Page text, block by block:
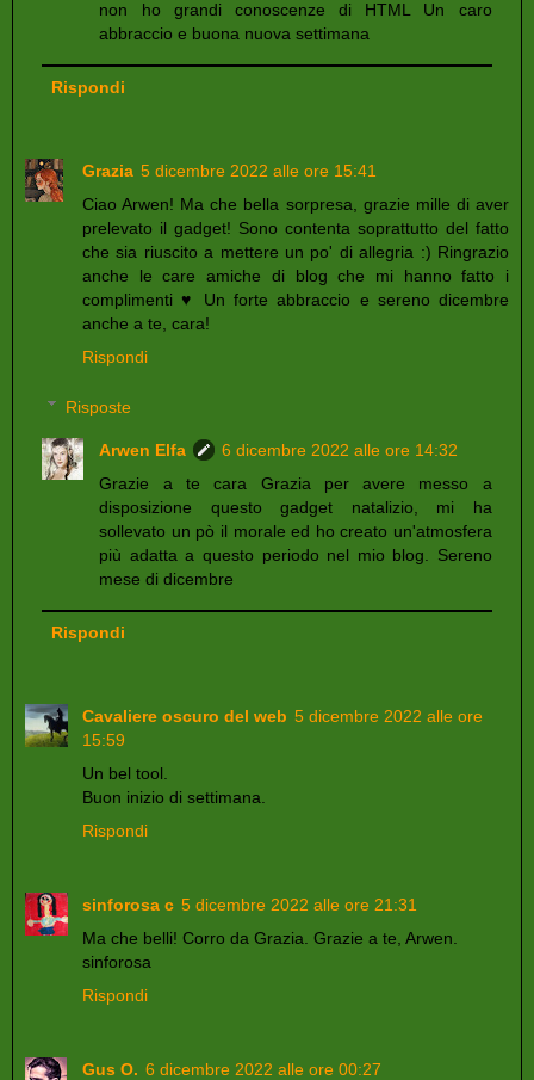
non ho grandi conoscenze di HTML Un caro
abbraccio e buona nuova settimana
Rispondi
Grazia 5 dicembre 2022 alle ore 15:41
Ciao Arwen! Ma che bella sorpresa, grazie mille di aver
prelevato il gadget! Sono contenta soprattutto del fatto
che sia riuscito a mettere un po' di allegria :) Ringrazio
anche le care amiche di blog che mi hanno fatto i
complimenti ♥ Un forte abbraccio e sereno dicembre
anche a te, cara!
Rispondi
Risposte
Arwen Elfa
6 dicembre 2022 alle ore 14:32
Grazie a te cara Grazia per avere messo a
disposizione questo gadget natalizio, mi ha
sollevato un pò il morale ed ho creato un'atmosfera
più adatta a questo periodo nel mio blog. Sereno
mese di dicembre
Rispondi
Cavaliere oscuro del web 5 dicembre 2022 alle ore
15:59
Un bel tool.
Buon inizio di settimana.
Rispondi
sinforosa c 5 dicembre 2022 alle ore 21:31
Ma che belli! Corro da Grazia. Grazie a te, Arwen.
sinforosa
Rispondi
Gus O. 6 dicembre 2022 alle ore 00:27